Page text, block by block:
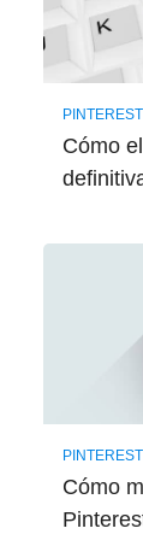
PINTEREST
Cómo
PINTEREST
Cómo